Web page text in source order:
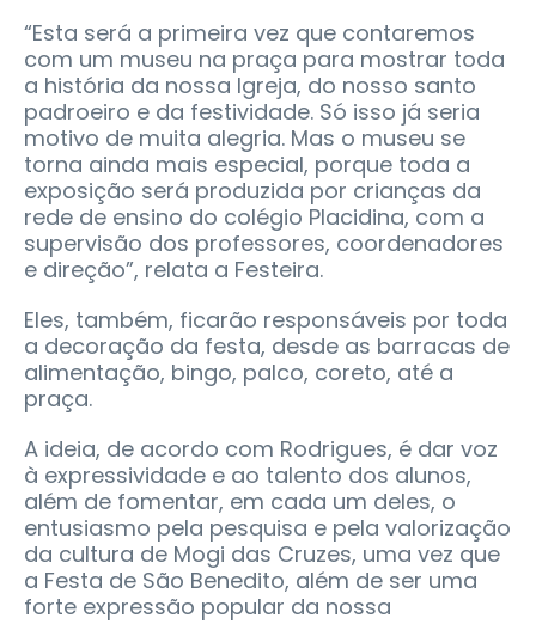
“Esta será a primeira vez que contaremos
com um museu na praça para mostrar toda
a história da nossa Igreja, do nosso santo
padroeiro e da festividade. Só isso já seria
motivo de muita alegria. Mas o museu se
torna ainda mais especial, porque toda a
exposição será produzida por crianças da
rede de ensino do colégio Placidina, com a
supervisão dos professores, coordenadores
e direção”, relata a Festeira.
Eles, também, ficarão responsáveis por toda
a decoração da festa, desde as barracas de
alimentação, bingo, palco, coreto, até a
praça.
A ideia, de acordo com Rodrigues, é dar voz
à expressividade e ao talento dos alunos,
além de fomentar, em cada um deles, o
entusiasmo pela pesquisa e pela valorização
da cultura de Mogi das Cruzes, uma vez que
a Festa de São Benedito, além de ser uma
forte expressão popular da nossa